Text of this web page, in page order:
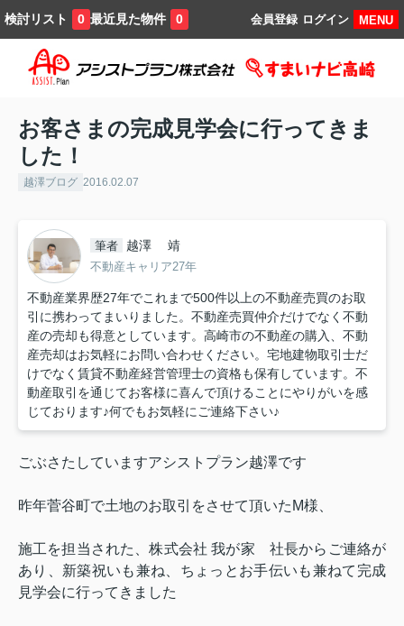
検討リスト 0 最近見た物件 0 MENU
ログイン
会員登録
お客さまの完成見学会に行ってきま
した！
越澤ブログ 2016.02.07
筆者 越澤 靖
不動産キャリア27年
不動産業界歴27年でこれまで500件以上の不動産売買のお取
引に携わってまいりました。不動産売買仲介だけでなく不動
産の売却も得意としています。高崎市の不動産の購入、不動
産売却はお気軽にお問い合わせください。宅地建物取引士だ
けでなく賃貸不動産経営管理士の資格も保有しています。不
動産取引を通じてお客様に喜んで頂けることにやりがいを感
じております♪何でもお気軽にご連絡下さい♪
ごぶさたしていますアシストプラン越澤です
昨年菅谷町で土地のお取引をさせて頂いたM様、
施工を担当された、株式会社 我が家 社長からご連絡が
あり、新築祝いも兼ね、ちょっとお手伝いも兼ねて完成
見学会に行ってきました